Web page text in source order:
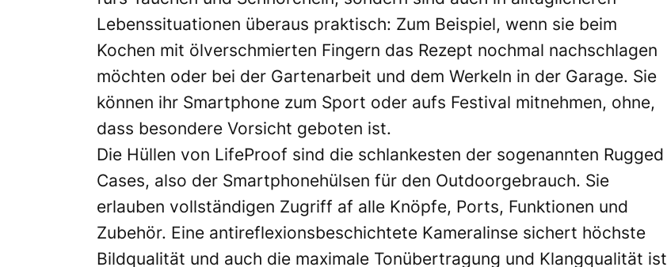
Lebenssituationen überaus praktisch: Zum Beispiel, wenn sie beim
Kochen mit ölverschmierten Fingern das Rezept nochmal nachschlagen
möchten oder bei der Gartenarbeit und dem Werkeln in der Garage. Sie
können ihr Smartphone zum Sport oder aufs Festival mitnehmen, ohne,
dass besondere Vorsicht geboten ist.
Die Hüllen von LifeProof sind die schlankesten der sogenannten Rugged
Cases, also der Smartphonehülsen für den Outdoorgebrauch. Sie
erlauben vollständigen Zugriff af alle Knöpfe, Ports, Funktionen und
Zubehör. Eine antireflexionsbeschichtete Kameralinse sichert höchste
Bildqualität und auch die maximale Tonübertragung und Klangqualität ist